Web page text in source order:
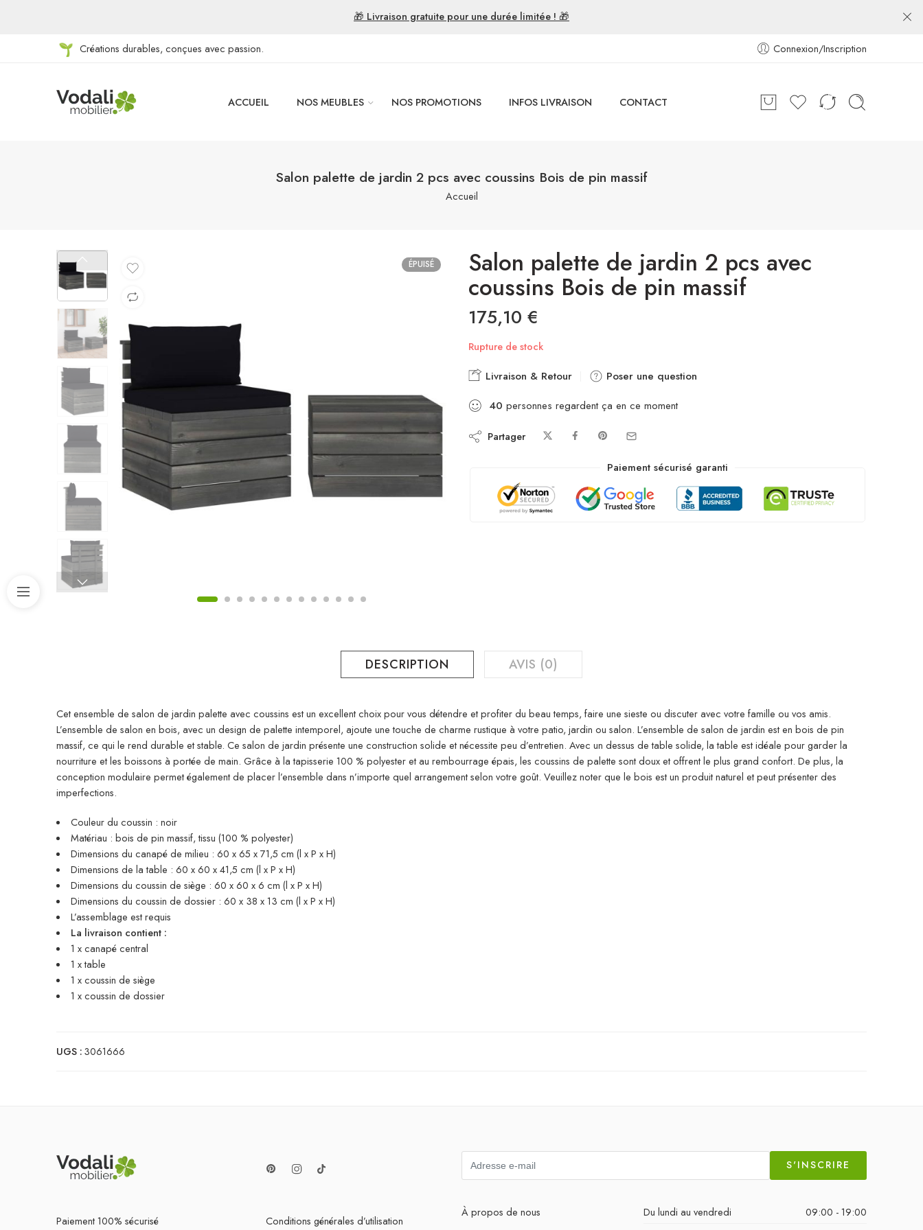
🎁 Livraison gratuite pour une durée limitée ! 🎁
Créations durables, conçues avec passion. Connexion/Inscription
ACCUEIL NOS MEUBLES NOS PROMOTIONS INFOS LIVRAISON CONTACT
Salon palette de jardin 2 pcs avec coussins Bois de pin massif
Accueil
ÉPUISÉ Salon palette de jardin 2 pcs avec
coussins Bois de pin massif
175,10 €
Rupture de stock
Livraison & Retour
Poser une question
40 personnes regardent ça en ce moment
Partager
Paiement sécurisé garanti
DESCRIPTION AVIS (0)
Cet ensemble de salon de jardin palette avec coussins est un excellent choix pour vous détendre et profiter du beau temps, faire une sieste ou discuter avec votre famille ou vos amis.
L’ensemble de salon en bois, avec un design de palette intemporel, ajoute une touche de charme rustique à votre patio, jardin ou salon. L’ensemble de salon de jardin est en bois de pin
massif, ce qui le rend durable et stable. Ce salon de jardin présente une construction solide et nécessite peu d’entretien. Avec un dessus de table solide, la table est idéale pour garder la
nourriture et les boissons à portée de main. Grâce à la tapisserie 100 % polyester et au rembourrage épais, les coussins de palette sont doux et offrent le plus grand confort. De plus, la
conception modulaire permet également de placer l’ensemble dans n’importe quel arrangement selon votre goût. Veuillez noter que le bois est un produit naturel et peut présenter des
imperfections.
Couleur du coussin : noir
Matériau : bois de pin massif, tissu (100 % polyester)
Dimensions du canapé de milieu : 60 x 65 x 71,5 cm (l x P x H)
Dimensions de la table : 60 x 60 x 41,5 cm (l x P x H)
Dimensions du coussin de siège : 60 x 60 x 6 cm (l x P x H)
Dimensions du coussin de dossier : 60 x 38 x 13 cm (l x P x H)
L’assemblage est requis
La livraison contient :
1 x canapé central
1 x table
1 x coussin de siège
1 x coussin de dossier
UGS :3061666
Paiement 100% sécurisé Conditions générales d’utilisation
S'INSCRIRE
À propos de nous
Du lundi au vendredi
09:00 - 19:00